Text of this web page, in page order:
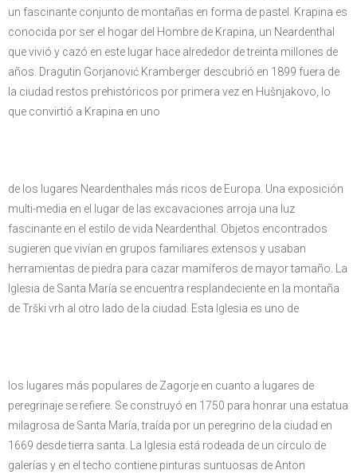
un fascinante conjunto de montañas en forma de pastel. Krapina es
conocida por ser el hogar del Hombre de Krapina, un Neardenthal
que vivió y cazó en este lugar hace alrededor de treinta millones de
años. Dragutin Gorjanović Kramberger descubrió en 1899 fuera de
la ciudad restos prehistóricos por primera vez en Hušnjakovo, lo
que convirtió a Krapina en uno
de los lugares Neardenthales más ricos de Europa. Una exposición
multi-media en el lugar de las excavaciones arroja una luz
fascinante en el estilo de vida Neardenthal. Objetos encontrados
sugieren que vivían en grupos familiares extensos y usaban
herramientas de piedra para cazar mamíferos de mayor tamaño. La
Iglesia de Santa María se encuentra resplandeciente en la montaña
de Trški vrh al otro lado de la ciudad. Esta Iglesia es uno de
los lugares más populares de Zagorje en cuanto a lugares de
peregrinaje se refiere. Se construyó en 1750 para honrar una estatua
milagrosa de Santa María, traída por un peregrino de la ciudad en
1669 desde tierra santa. La Iglesia está rodeada de un círculo de
galerías y en el techo contiene pinturas suntuosas de Anton